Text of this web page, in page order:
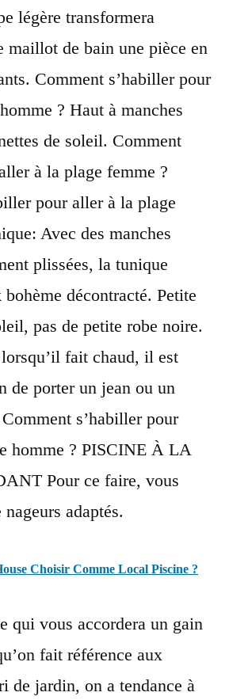
légère transformera
maillot de bain une pièce en
Comment s’habiller pour
? Haut à manches
de soleil. Comment
à la plage femme ?
pour aller à la plage
Avec des manches
plissées, la tunique
décontracté. Petite
pas de petite robe noire.
fait chaud, il est
de porter un jean ou un
s’habiller pour
homme ? PISCINE À LA
Pour ce faire, vous
adaptés.
Choisir Comme Local Piscine ?
qui vous accordera un gain
fait référence aux
de jardin, on a tendance à